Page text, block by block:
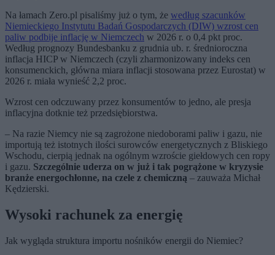
Na łamach Zero.pl pisaliśmy już o tym, że według szacunków
Niemieckiego Instytutu Badań Gospodarczych (DIW) wzrost cen
paliw podbije inflację w Niemczech w 2026 r. o 0,4 pkt proc.
Według prognozy Bundesbanku z grudnia ub. r. średnioroczna
inflacja HICP w Niemczech (czyli zharmonizowany indeks cen
konsumenckich, główna miara inflacji stosowana przez Eurostat) w
2026 r. miała wynieść 2,2 proc.
Wzrost cen odczuwany przez konsumentów to jedno, ale presja
inflacyjna dotknie też przedsiębiorstwa.
– Na razie Niemcy nie są zagrożone niedoborami paliw i gazu, nie
importują też istotnych ilości surowców energetycznych z Bliskiego
Wschodu, cierpią jednak na ogólnym wzroście giełdowych cen ropy
i gazu. Szczególnie uderza on w już i tak pogrążone w kryzysie
branże energochłonne, na czele z chemiczną – zauważa Michał
Kędzierski.
Wysoki rachunek za energię
Jak wygląda struktura importu nośników energii do Niemiec?